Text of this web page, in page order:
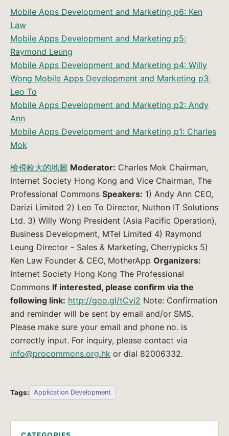
Mobile Apps Development and Marketing p6: Ken
Law
Mobile Apps Development and Marketing p5:
Raymond Leung
Mobile Apps Development and Marketing p4: Willy
Wong Mobile Apps Development and Marketing p3:
Leo To
Mobile Apps Development and Marketing p2: Andy
Ann
Mobile Apps Development and Marketing p1: Charles
Mok
檢視較大的地圖 Moderator: Charles Mok Chairman,
Internet Society Hong Kong and Vice Chairman, The
Professional Commons Speakers: 1) Andy Ann CEO,
Darizi Limited 2) Leo To Director, Nuthon IT Solutions
Ltd. 3) Willy Wong President (Asia Pacific Operation),
Business Development, MTel Limited 4) Raymond
Leung Director - Sales & Marketing, Cherrypicks 5)
Ken Law Founder & CEO, MotherApp Organizers:
Internet Society Hong Kong The Professional
Commons If interested, please confirm via the
following link: http://goo.gl/tCvj2 Note: Confirmation
and reminder will be sent by email and/or SMS.
Please make sure your email and phone no. is
correctly input. For inquiry, please contact via
info@procommons.org.hk or dial 82006332.
Tags: Application Development